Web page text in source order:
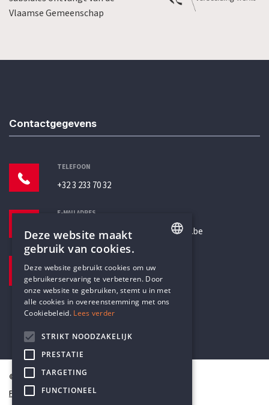
Vlaamse Gemeenschap
Contactgegevens
TELEFOON
+32 3 233 70 32
E-MAILADRES
secretariaat@humanistischverbond.be
Pottenbrug 4
Antwerpen, 2000
© Humanistisch Verbond 2026
Privacy
DUTCH
Deze website maakt
gebruik van cookies.
Deze website gebruikt cookies om uw
gebruikerservaring te verbeteren. Door
onze website te gebruiken, stemt u in met
alle cookies in overeenstemming met ons
Cookiebeleid. Lees verder
STRIKT NOODZAKELIJK
PRESTATIE
TARGETING
FUNCTIONEEL